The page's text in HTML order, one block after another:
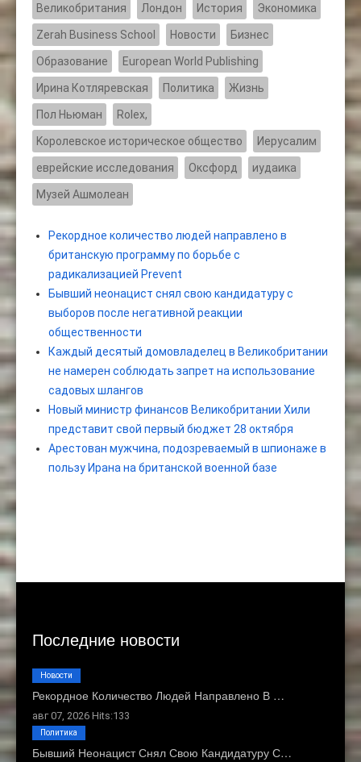
Великобритания Лондон История Экономика
Zerah Business School Новости Бизнес
Образование European World Publishing
Ирина Котляревская Политика Жизнь
Пол Ньюман Rolex,
Kоролевское историческое общество Иерусалим
еврейские исследования Оксфорд иудаика
Музей Ашмолеан
Рекордное количество людей направлено в
британскую программу по борьбе с
радикализацией Prevent
Бывший неонацист снял свою кандидатуру с
выборов после негативной реакции
общественности
Каждый десятый домовладелец в Великобритании
не намерен соблюдать запрет на использование
садовых шлангов
Новый министр финансов Великобритании Хили
представит свой первый бюджет 28 октября
Арестован мужчина, подозреваемый в шпионаже в
пользу Ирана на британской военной базе
Последние новости
Рекордное Количество Людей Направлено В …
авг 07, 2026 Hits:133
Новости
Бывший Неонацист Снял Свою Кандидатуру С…
Политика